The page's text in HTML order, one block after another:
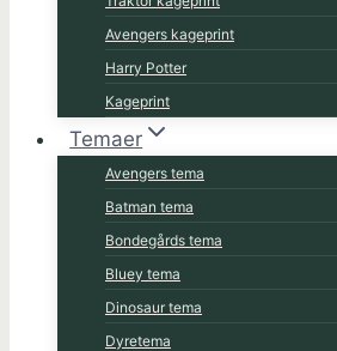
Avengers kageprint
Harry Potter
Kageprint
Temaer
Avengers tema
Batman tema
Bondegårds tema
Bluey tema
Dinosaur tema
Dyretema